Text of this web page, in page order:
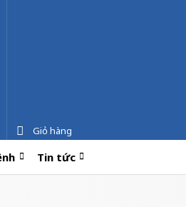
Giỏ hàng
Tin tức